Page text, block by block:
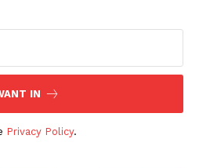
IN
Privacy Policy.